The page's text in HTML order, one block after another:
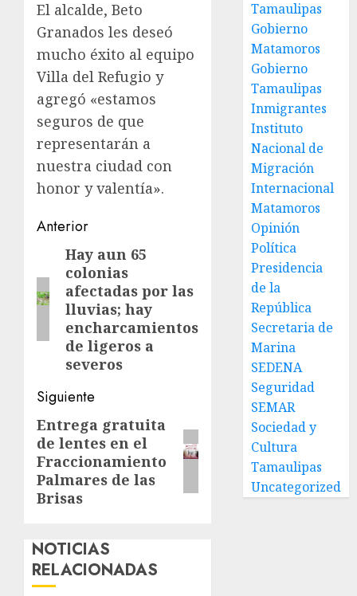
El alcalde, Beto
Granados les deseó
mucho éxito al equipo
Villa del Refugio y
agregó «estamos
seguros de que
representarán a
nuestra ciudad con
honor y valentía».
Post
navigation
Anterior
Entrada
anterior:
Hay aun 65
colonias
afectadas por las
lluvias; hay
encharcamientos
de ligeros a
severos
Siguiente
Siguiente
entrada:
Entrega gratuita
de lentes en el
Fraccionamiento
Palmares de las
Brisas
NOTICIAS
RELACIONADAS
Tamaulipas
Gobierno
Matamoros
Gobierno
Tamaulipas
Inmigrantes
Instituto
Nacional de
Migración
Internacional
Matamoros
Opinión
Política
Presidencia
de la
República
Secretaria de
Marina
SEDENA
Seguridad
SEMAR
Sociedad y
Cultura
Tamaulipas
Uncategorized